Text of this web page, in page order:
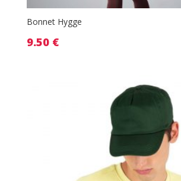
Bonnet Hygge
9.50 €